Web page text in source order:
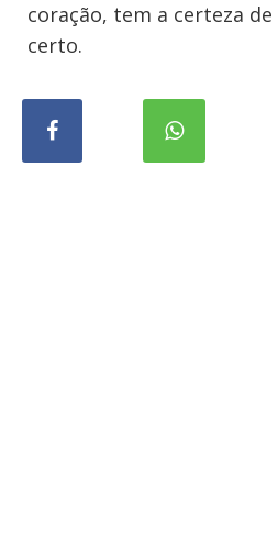
coração, tem a certeza
certo.